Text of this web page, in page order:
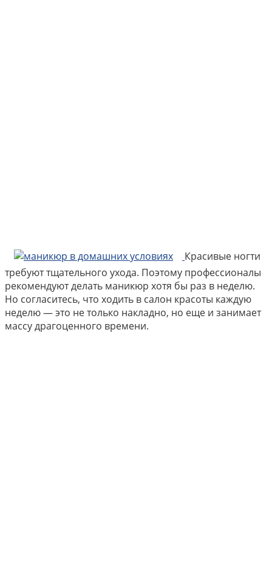
Красивые ногти
требуют тщательного ухода. Поэтому профессионалы
рекомендуют делать маникюр хотя бы раз в неделю.
Но согласитесь, что ходить в салон красоты каждую
неделю — это не только накладно, но еще и занимает
массу драгоценного времени.